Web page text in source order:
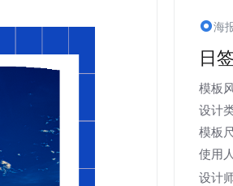
海
日签
模板
设计
模板
使用
设计